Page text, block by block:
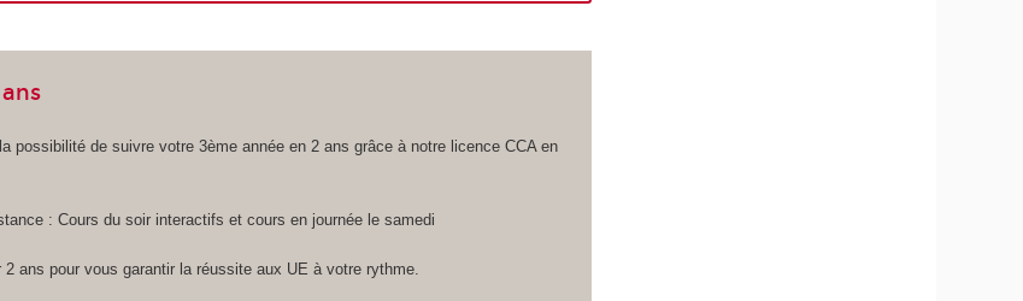
possibilité de suivre votre 3ème année en 2 ans grâce à notre licence CCA en
: Cours du soir interactifs et cours en journée le samedi
2 ans pour vous garantir la réussite aux UE à votre rythme.